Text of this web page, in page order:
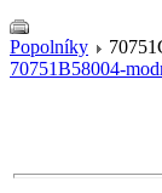
Popolníky
70751B58004-